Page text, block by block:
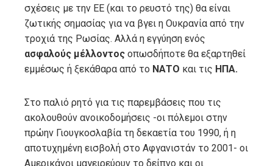
σχέσεις με την ΕΕ (και το ρευστό της) θα είναι
ζωτικής σημασίας για να βγει η Ουκρανία από την
τροχιά της Ρωσίας. Αλλά η εγγύηση ενός
ασφαλούς μέλλοντος οπωσδήποτε θα εξαρτηθεί
εμμέσως ή ξεκάθαρα από το ΝΑΤΟ και τις ΗΠΑ.
Στο παλιό ρητό για τις παρεμβάσεις που τις
ακολουθούν ανοικοδομήσεις -οι πόλεμοι στην
πρώην Γιουγκοσλαβία τη δεκαετία του 1990, ή η
αποτυχημένη εισβολή στο Αφγανιστάν το 2001- οι
Αμερικάνοι μαγειρεύουν το δείπνο και οι